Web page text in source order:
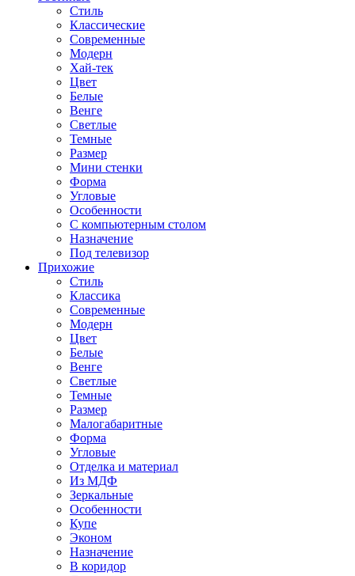
Стиль
Классические
Современные
Модерн
Хай-тек
Цвет
Белые
Венге
Светлые
Темные
Размер
Мини стенки
Форма
Угловые
Особенности
С компьютерным столом
Назначение
Под телевизор
Прихожие
Стиль
Классика
Современные
Модерн
Цвет
Белые
Венге
Светлые
Темные
Размер
Малогабаритные
Форма
Угловые
Отделка и материал
Из МДФ
Зеркальные
Особенности
Купе
Эконом
Назначение
В коридор